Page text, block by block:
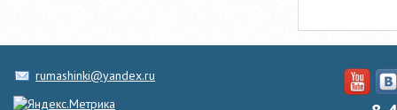
rumashinki@yandex.ru